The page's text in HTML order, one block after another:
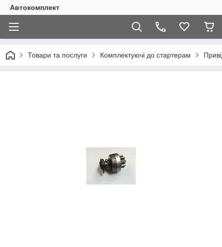
Автокомплект
Товари та послуги Комплектуючі до стартерам